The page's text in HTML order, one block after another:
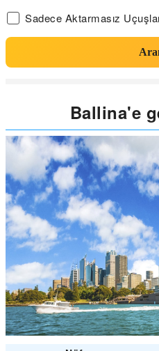
Sadece Aktarmasız
Ballina'e